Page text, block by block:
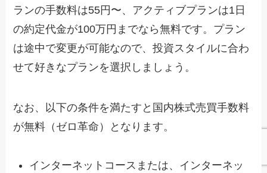
ランの手数料は55円〜、アクティブプランは1日
の約定代金が100万円までなら無料です。プラン
は途中で変更が可能なので、投資スタイルに合わ
せて好きなプランを選択しましょう。
なお、以下の条件を満たすと国内株式売買手数料
が無料（ゼロ革命）となります。
インターネットコースまたは、インターネッ